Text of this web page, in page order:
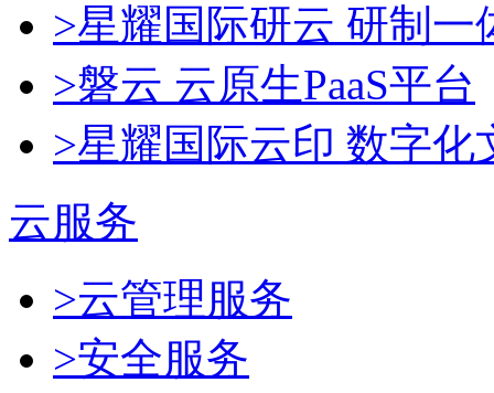
>星耀国际研云 研制
>磐云 云原生PaaS平台
>星耀国际云印 数字化
云服务
>云管理服务
>安全服务